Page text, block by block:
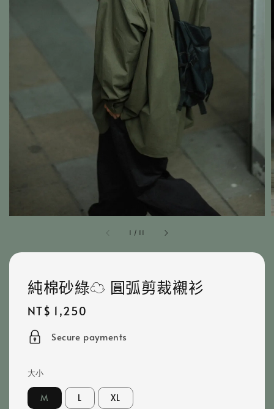
1 / 11
純棉砂綠☁️ 圓弧剪裁襯衫
Regular
price
NT$ 1,250
Secure payments
大小
M L XL